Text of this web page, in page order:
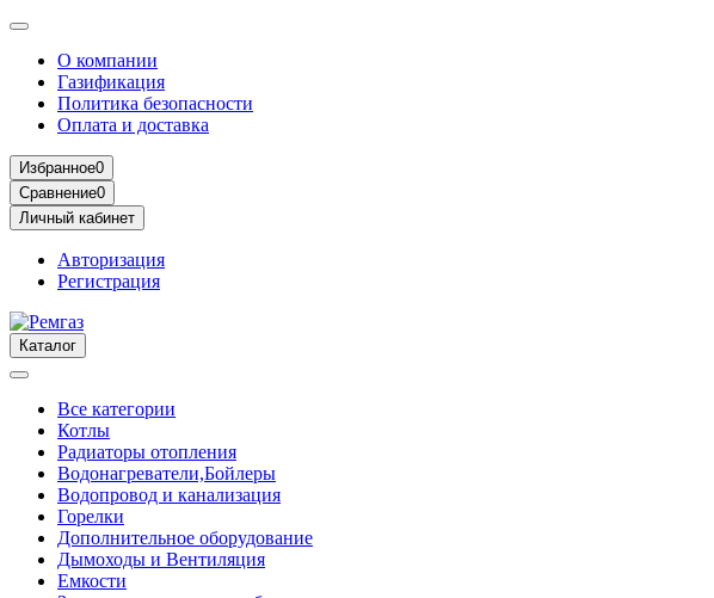
О компании
Газификация
Политика безопасности
Оплата и доставка
Избранное0
Сравнение0
Личный кабинет
Авторизация
Регистрация
Каталог
Все категории
Котлы
Радиаторы отопления
Водонагреватели,Бойлеры
Водопровод и канализация
Горелки
Дополнительное оборудование
Дымоходы и Вентиляция
Емкости